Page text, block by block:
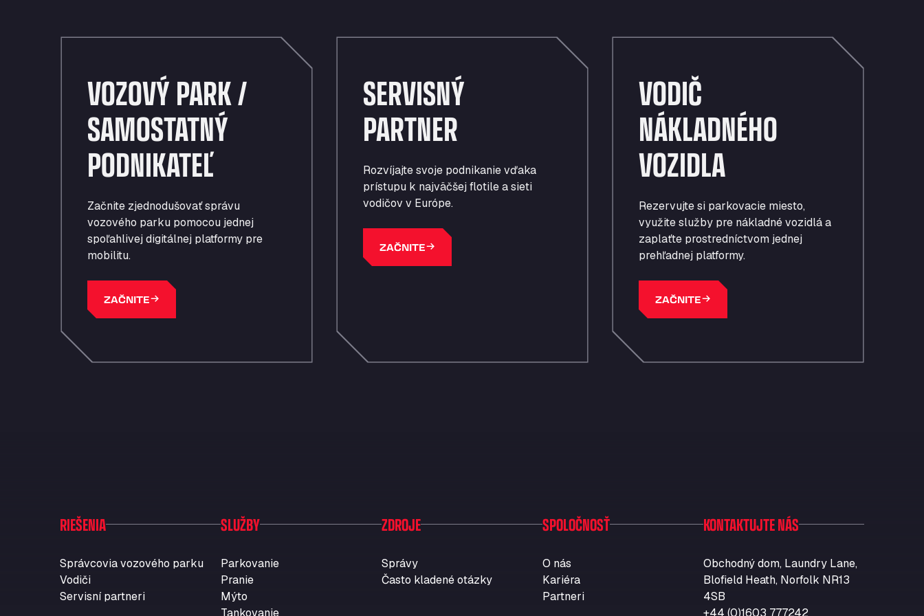
Parkovisko pri depu
Prioritizácia bezpečnosti v
Prioritizácia bezpečnosti v
Prioritizácia bezpečnosti v
VOZOVÝ PARK /
SAMOSTATNÝ
PODNIKATEĽ
Začnite zjednodušovať správu
vozového parku pomocou jednej
spoľahlivej digitálnej platformy pre
mobilitu.
ZAČNITE
SERVISNÝ
PARTNER
Rozvíjajte svoje podnikanie vďaka
prístupu k najväčšej flotile a sieti
vodičov v Európe.
ZAČNITE
VODIČ
NÁKLADNÉHO
VOZIDLA
Rezervujte si parkovacie miesto,
využite služby pre nákladné vozidlá a
zaplaťte prostredníctvom jednej
prehľadnej platformy.
ZAČNITE
RIEŠENIA
Správcovia vozového parku
Vodiči
Servisní partneri
SLUŽBY
Parkovanie
Pranie
Mýto
Tankovanie
ZDROJE
Správy
Často kladené otázky
SPOLOČNOSŤ
O nás
Kariéra
Partneri
KONTAKTUJTE NÁS
Obchodný dom, Laundry Lane,
Blofield Heath, Norfolk NR13
4SB
+44 (0)1603 777242